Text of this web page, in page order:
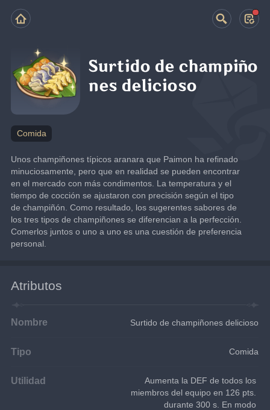
Surtido de champiño
nes delicioso
Comida
Unos champiñones típicos aranara que Paimon ha refinado
minuciosamente, pero que en realidad se pueden encontrar
en el mercado con más condimentos. La temperatura y el
tiempo de cocción se ajustaron con precisión según el tipo
de champiñón. Como resultado, los sugerentes sabores de
los tres tipos de champiñones se diferencian a la perfección.
Comerlos juntos o uno a uno es una cuestión de preferencia
personal.
Atributos
Nombre Surtido de champiñones delicioso
Tipo Comida
Utilidad
Aumenta la DEF de todos los
miembros del equipo en 126 pts.
durante 300 s. En modo